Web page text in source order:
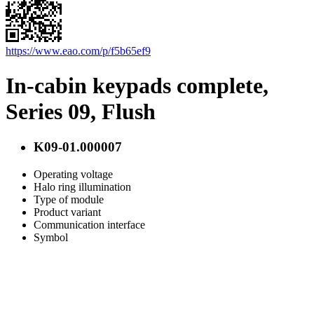
https://www.eao.com/p/f5b65ef9
In-cabin keypads complete,
Series 09, Flush
K09-01.000007
Operating voltage
Halo ring illumination
Type of module
Product variant
Communication interface
Symbol